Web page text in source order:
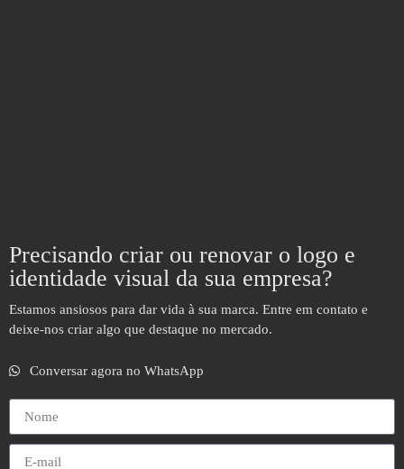
Precisando criar ou renovar o logo e
identidade visual da sua empresa?
Estamos ansiosos para dar vida à sua marca. Entre em contato e
deixe-nos criar algo que destaque no mercado.
Conversar agora no WhatsApp